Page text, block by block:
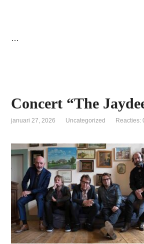
…
Concert “The
januari 27, 2026 Uncategorized Reacties: